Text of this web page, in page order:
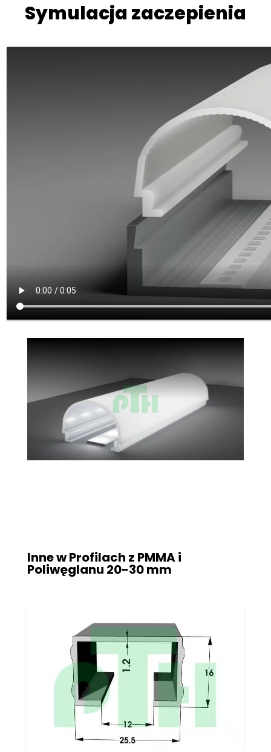
Symulacja zaczepienia
Inne w Profilach z PMMA i
Poliwęglanu 20-30 mm